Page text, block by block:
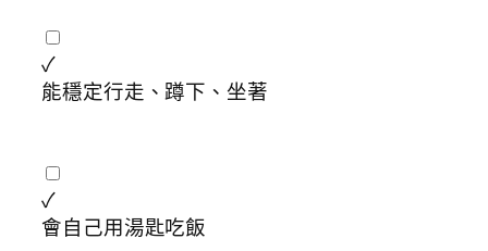
✓
能穩定行走、蹲下、坐著
✓
會自己用湯匙吃飯